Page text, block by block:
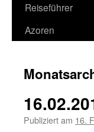
Zum
Inhalt
Reiseführer
Azoren
Publiziert am 16.